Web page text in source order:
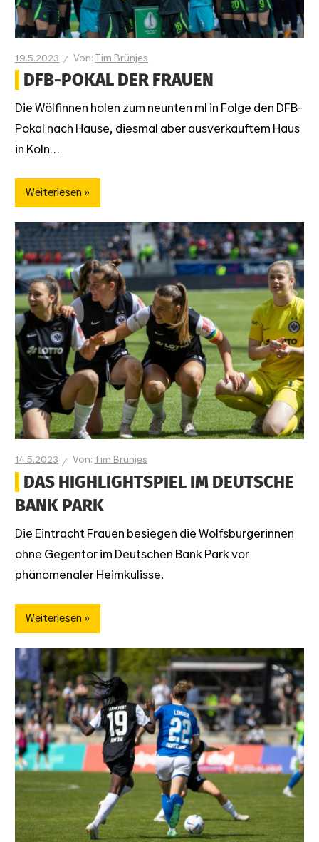
19.5.2023 Tim Brünjes
DFB-POKAL DER FRAUEN
Die Wölfinnen holen zum neunten ml in Folge den DFB-
Pokal nach Hause, diesmal aber ausverkauftem Haus
in Köln…
Weiterlesen
14.5.2023 Tim Brünjes
DAS HIGHLIGHTSPIEL IM DEUTSCHE
BANK PARK
Die Eintracht Frauen besiegen die Wolfsburgerinnen
ohne Gegentor im Deutschen Bank Park vor
phänomenaler Heimkulisse.
Weiterlesen